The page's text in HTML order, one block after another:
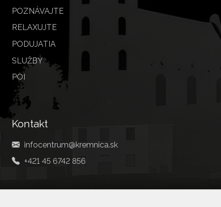
POZNÁVAJTE
RELAXUJTE
PODUJATIA
SLUŽBY
POI
Kontakt
infocentrum@kremnica.sk
+421 45 6742 856